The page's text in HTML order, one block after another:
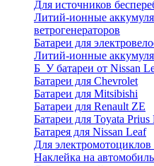
Для источников
Литий-ионные
ветрогенераторов
Батареи для
Литий-ионные
Б_У батареи от Nissan
Батареи для Chevrolet
Батареи для Mitsibishi
Батареи для Renault ZE
Батареи для Toyata
Батарея для Nissan Leaf
Для электромотоциклов
Наклейка на автомобиль